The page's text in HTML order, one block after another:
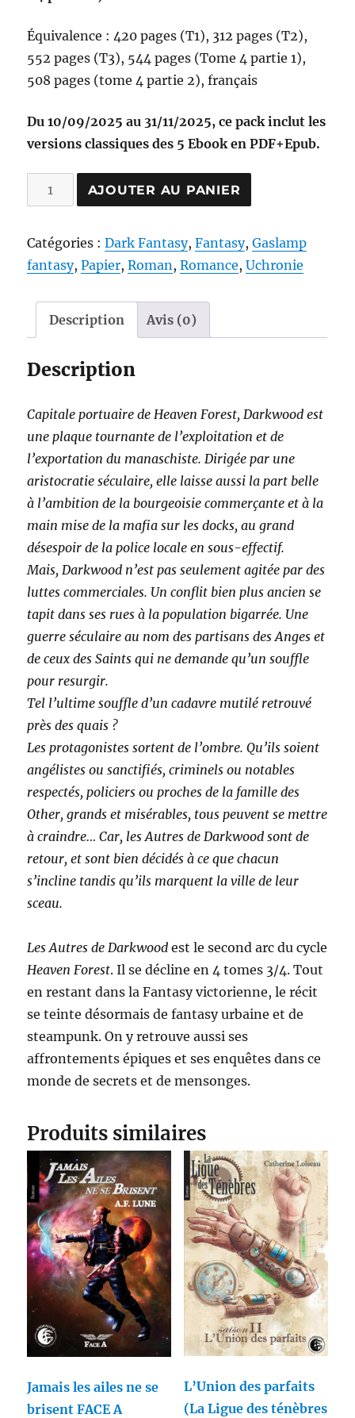
Équivalence : 420 pages (T1), 312 pages (T2),
552 pages (T3), 544 pages (Tome 4 partie 1),
508 pages (tome 4 partie 2), français
Du 10/09/2025 au 31/11/2025, ce pack inclut les
versions classiques des 5 Ebook en PDF+Epub.
quantité
de
Autres
de
(second
arc
complet)
[numérique
classique]
AJOUTER AU PANIER
Catégories :Dark Fantasy,Fantasy,Gaslamp
fantasy,Papier,Roman,Romance,Uchronie
Description Avis (0)
Description
Capitale portuaire de Heaven Forest, Darkwood est
une plaque tournante de l’exploitation et de
l’exportation du manaschiste. Dirigée par une
aristocratie séculaire, elle laisse aussi la part belle
à l’ambition de la bourgeoisie commerçante et à la
main mise de la mafia sur les docks, au grand
désespoir de la police locale en sous-effectif.
Mais, Darkwood n’est pas seulement agitée par des
luttes commerciales. Un conflit bien plus ancien se
tapit dans ses rues à la population bigarrée. Une
guerre séculaire au nom des partisans des Anges et
de ceux des Saints qui ne demande qu’un souffle
pour resurgir.
Tel l’ultime souffle d’un cadavre mutilé retrouvé
près des quais ?
Les protagonistes sortent de l’ombre. Qu’ils soient
angélistes ou sanctifiés, criminels ou notables
respectés, policiers ou proches de la famille des
Other, grands et misérables, tous peuvent se mettre
à craindre… Car, les Autres de Darkwood sont de
retour, et sont bien décidés à ce que chacun
s’incline tandis qu’ils marquent la ville de leur
sceau.
Les Autres de Darkwood est le second arc du cycle
Heaven Forest. Il se décline en 4 tomes 3/4. Tout
en restant dans la Fantasy victorienne, le récit
se teinte désormais de fantasy urbaine et de
steampunk. On y retrouve aussi ses
affrontements épiques et ses enquêtes dans ce
monde de secrets et de mensonges.
Produits similaires
Jamais les ailes ne se
brisent FACE A
L’Union des parfaits
(La Ligue des ténèbres